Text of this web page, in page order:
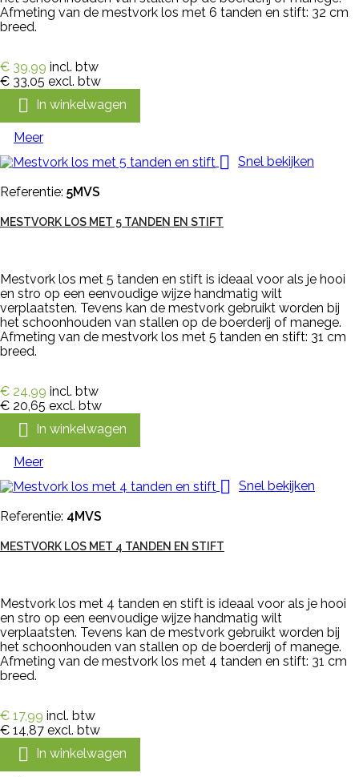
Afmeting van de mestvork los met 6 tanden en stift: 32 cm
breed.
€ 39,99 incl. btw
€ 33,05 excl. btw
 In winkelwagen
Meer
 Snel bekijken
Referentie: 5MVS
MESTVORK LOS MET 5 TANDEN EN STIFT
Mestvork los met 5 tanden en stift is ideaal voor als je hooi
en stro op een eenvoudige wijze handmatig wilt
verplaatsten. Tevens kan de mestvork gebruikt worden bij
het schoonhouden van stallen op de boerderij of manege.
Afmeting van de mestvork los met 5 tanden en stift: 31 cm
breed.
€ 24,99 incl. btw
€ 20,65 excl. btw
 In winkelwagen
Meer
 Snel bekijken
Referentie: 4MVS
MESTVORK LOS MET 4 TANDEN EN STIFT
Mestvork los met 4 tanden en stift is ideaal voor als je hooi
en stro op een eenvoudige wijze handmatig wilt
verplaatsten. Tevens kan de mestvork gebruikt worden bij
het schoonhouden van stallen op de boerderij of manege.
Afmeting van de mestvork los met 4 tanden en stift: 31 cm
breed.
€ 17,99 incl. btw
€ 14,87 excl. btw
 In winkelwagen